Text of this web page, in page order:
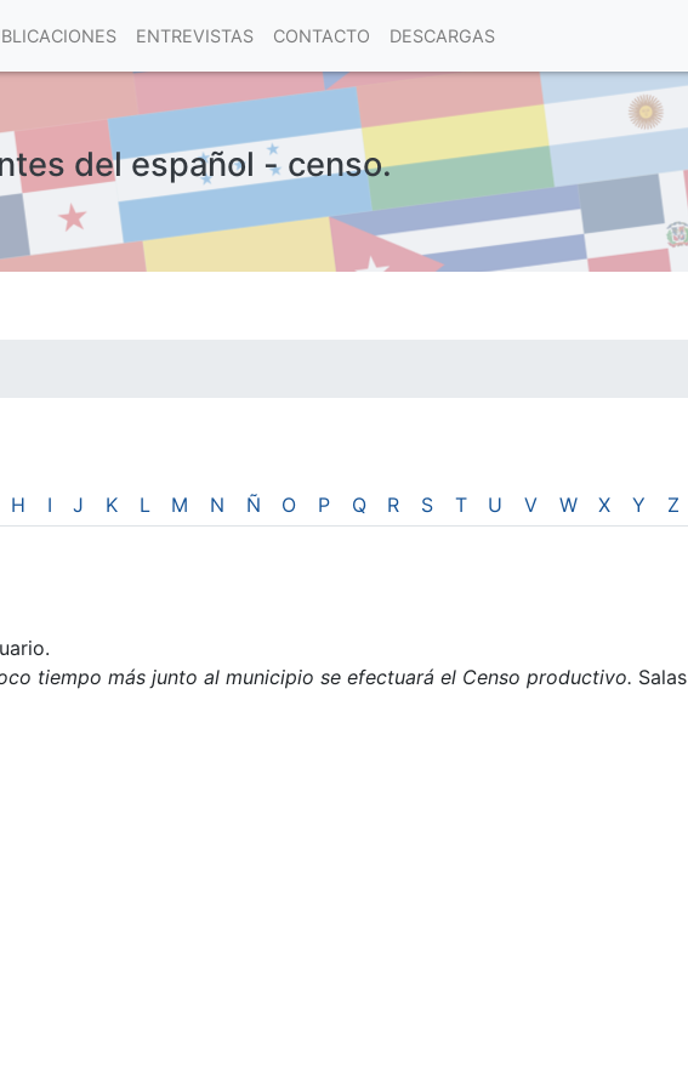
ENTREVISTAS CONTACTO DESCARGAS
del español - censo.
de las visitas.
H I J K L M N Ñ O P Q R S T U V W X Y Z
tiempo más junto al municipio se efectuará el Censo productivo. Salas